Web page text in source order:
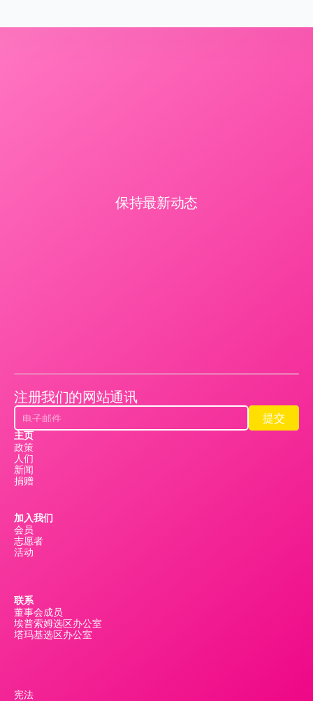
保持最新动态
注册我们的网站通讯
提交
提交
主页
政策
人们
新闻
捐赠
加入我们
会员
志愿者
活动
联系
董事会成员
埃普索姆选区办公室
塔玛基选区办公室
宪法